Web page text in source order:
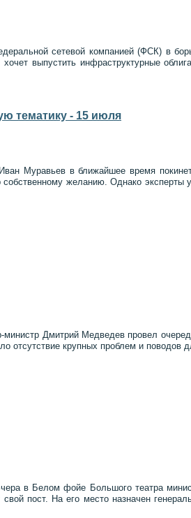
сетевой компанией (ФСК) в
выпустить инфраструктурные
тематику - 15 июля
Муравьев в ближайшее время
желанию. Однако эксперты
Дмитрий Медведев провел
отсутствие крупных проблем и поводов
в Белом фойе Большого театра
пост. На его место назначен